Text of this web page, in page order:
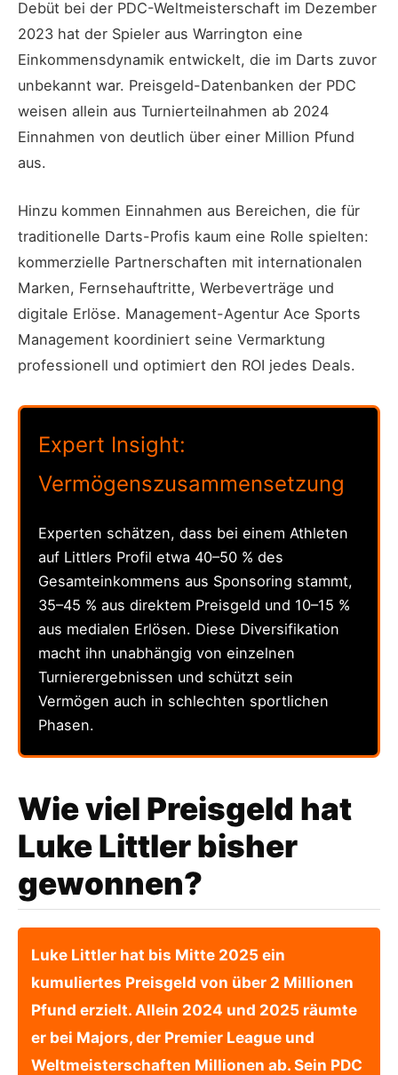
Debüt bei der PDC-Weltmeisterschaft im Dezember
2023 hat der Spieler aus Warrington eine
Einkommensdynamik entwickelt, die im Darts zuvor
unbekannt war. Preisgeld-Datenbanken der PDC
weisen allein aus Turnierteilnahmen ab 2024
Einnahmen von deutlich über einer Million Pfund
aus.
Hinzu kommen Einnahmen aus Bereichen, die für
traditionelle Darts-Profis kaum eine Rolle spielten:
kommerzielle Partnerschaften mit internationalen
Marken, Fernsehauftritte, Werbeverträge und
digitale Erlöse. Management-Agentur Ace Sports
Management koordiniert seine Vermarktung
professionell und optimiert den ROI jedes Deals.
Expert Insight:
Vermögenszusammensetzung
Experten schätzen, dass bei einem Athleten
auf Littlers Profil etwa 40–50 % des
Gesamteinkommens aus Sponsoring stammt,
35–45 % aus direktem Preisgeld und 10–15 %
aus medialen Erlösen. Diese Diversifikation
macht ihn unabhängig von einzelnen
Turnierergebnissen und schützt sein
Vermögen auch in schlechten sportlichen
Phasen.
Wie viel Preisgeld hat
Luke Littler bisher
gewonnen?
Luke Littler hat bis Mitte 2025 ein
kumuliertes Preisgeld von über 2 Millionen
Pfund erzielt. Allein 2024 und 2025 räumte
er bei Majors, der Premier League und
Weltmeisterschaften Millionen ab. Sein PDC